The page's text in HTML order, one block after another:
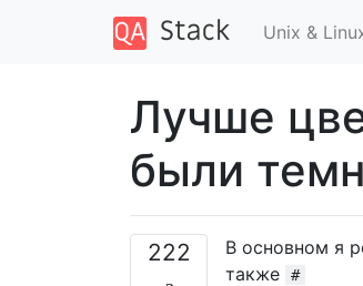
Unix &
Лучше
были
222
В основном я
также
#